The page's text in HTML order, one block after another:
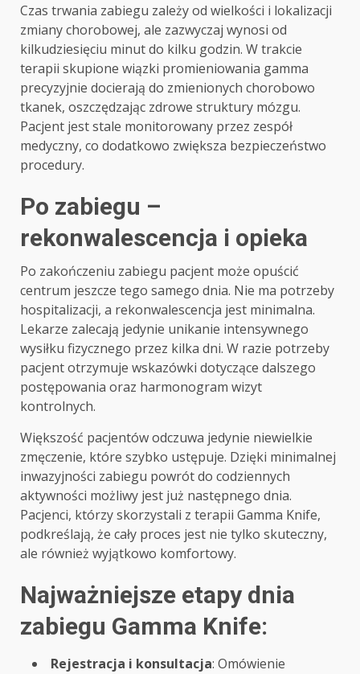
Czas trwania zabiegu zależy od wielkości i lokalizacji
zmiany chorobowej, ale zazwyczaj wynosi od
kilkudziesięciu minut do kilku godzin. W trakcie
terapii skupione wiązki promieniowania gamma
precyzyjnie docierają do zmienionych chorobowo
tkanek, oszczędzając zdrowe struktury mózgu.
Pacjent jest stale monitorowany przez zespół
medyczny, co dodatkowo zwiększa bezpieczeństwo
procedury.
Po zabiegu –
rekonwalescencja i opieka
Po zakończeniu zabiegu pacjent może opuścić
centrum jeszcze tego samego dnia. Nie ma potrzeby
hospitalizacji, a rekonwalescencja jest minimalna.
Lekarze zalecają jedynie unikanie intensywnego
wysiłku fizycznego przez kilka dni. W razie potrzeby
pacjent otrzymuje wskazówki dotyczące dalszego
postępowania oraz harmonogram wizyt
kontrolnych.
Większość pacjentów odczuwa jedynie niewielkie
zmęczenie, które szybko ustępuje. Dzięki minimalnej
inwazyjności zabiegu powrót do codziennych
aktywności możliwy jest już następnego dnia.
Pacjenci, którzy skorzystali z terapii Gamma Knife,
podkreślają, że cały proces jest nie tylko skuteczny,
ale również wyjątkowo komfortowy.
Najważniejsze etapy dnia
zabiegu Gamma Knife:
Rejestracja i konsultacja: Omówienie